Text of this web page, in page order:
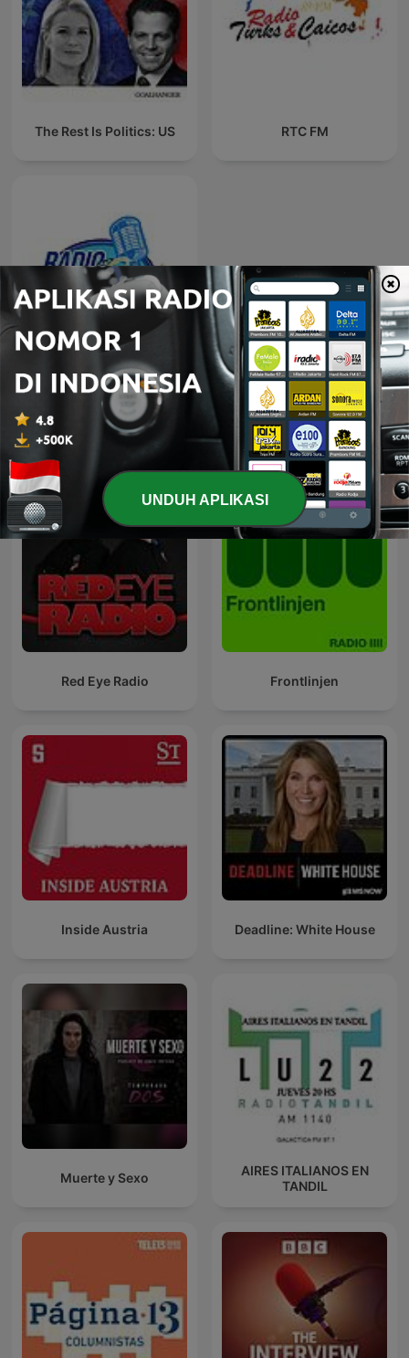
The Rest Is Politics: US RTC FM
Radio Intan Garut
Podcast Pemerintahan internasional
Red Eye Radio Frontlinjen
Inside Austria Deadline: White House
Muerte y Sexo
AIRES ITALIANOS EN
TANDIL
UNDUH APLIKASI